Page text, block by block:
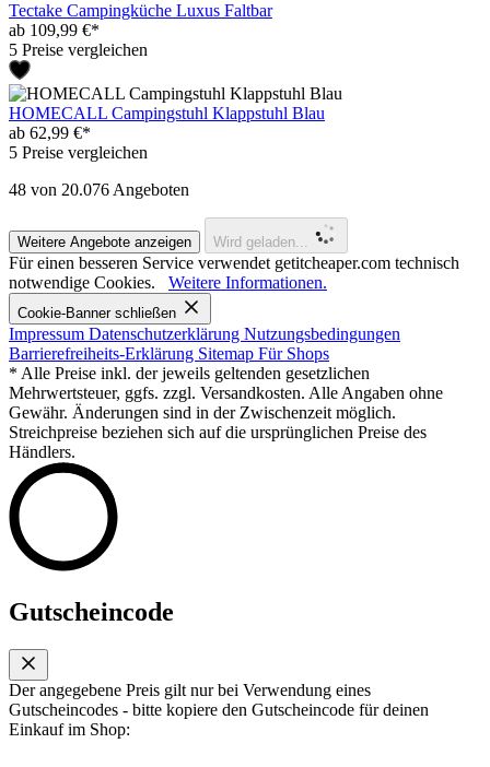
Tectake Campingküche Luxus Faltbar
ab 109,99 €*
5 Preise vergleichen
HOMECALL Campingstuhl Klappstuhl Blau
ab 62,99 €*
5 Preise vergleichen
48 von 20.076 Angeboten
Weitere Angebote anzeigen Wird geladen...
Für einen besseren Service verwendet getitcheaper.com technisch
notwendige Cookies.
Weitere Informationen.
Cookie-Banner schließen
Impressum Datenschutzerklärung Nutzungsbedingungen
Barrierefreiheits-Erklärung Sitemap Für Shops
* Alle Preise inkl. der jeweils geltenden gesetzlichen
Mehrwertsteuer, ggfs. zzgl. Versandkosten. Alle Angaben ohne
Gewähr. Änderungen sind in der Zwischenzeit möglich.
Streichpreise beziehen sich auf die ursprünglichen Preise des
Händlers.
Gutscheincode
Der angegebene Preis gilt nur bei Verwendung eines
Gutscheincodes - bitte kopiere den Gutscheincode für deinen
Einkauf im Shop: